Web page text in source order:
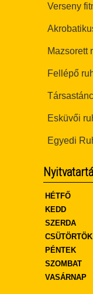
Verseny
Mazsorett
Fellépő
Esküvői
Egyedi
HÉTFŐ
KEDD
SZERDA
CSÜTÖRTÖK
PÉNTEK
SZOMBAT
VASÁRNAP